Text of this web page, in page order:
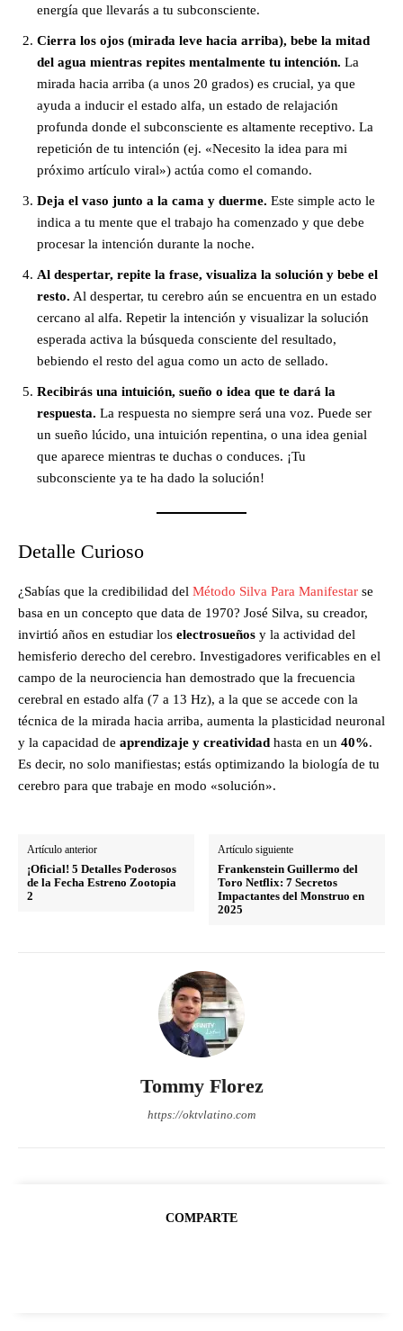
energía que llevarás a tu subconsciente.
Cierra los ojos (mirada leve hacia arriba), bebe la mitad
del agua mientras repites mentalmente tu intención. La
mirada hacia arriba (a unos 20 grados) es crucial, ya que
ayuda a inducir el estado alfa, un estado de relajación
profunda donde el subconsciente es altamente receptivo. La
repetición de tu intención (ej. «Necesito la idea para mi
próximo artículo viral») actúa como el comando.
Deja el vaso junto a la cama y duerme. Este simple acto le
indica a tu mente que el trabajo ha comenzado y que debe
procesar la intención durante la noche.
Al despertar, repite la frase, visualiza la solución y bebe el
resto. Al despertar, tu cerebro aún se encuentra en un estado
cercano al alfa. Repetir la intención y visualizar la solución
esperada activa la búsqueda consciente del resultado,
bebiendo el resto del agua como un acto de sellado.
Recibirás una intuición, sueño o idea que te dará la
respuesta. La respuesta no siempre será una voz. Puede ser
un sueño lúcido, una intuición repentina, o una idea genial
que aparece mientras te duchas o conduces. ¡Tu
subconsciente ya te ha dado la solución!
Detalle Curioso
¿Sabías que la credibilidad del Método Silva Para Manifestar se
basa en un concepto que data de 1970? José Silva, su creador,
invirtió años en estudiar los electrosueños y la actividad del
hemisferio derecho del cerebro. Investigadores verificables en el
campo de la neurociencia han demostrado que la frecuencia
cerebral en estado alfa (7 a 13 Hz), a la que se accede con la
técnica de la mirada hacia arriba, aumenta la plasticidad neuronal
y la capacidad de aprendizaje y creatividad hasta en un 40%.
Es decir, no solo manifiestas; estás optimizando la biología de tu
cerebro para que trabaje en modo «solución».
Artículo anterior
¡Oficial! 5 Detalles Poderosos
de la Fecha Estreno Zootopia
2
Artículo siguiente
Frankenstein Guillermo del
Toro Netflix: 7 Secretos
Impactantes del Monstruo en
2025
Tommy Florez
https://oktvlatino.com
COMPARTE